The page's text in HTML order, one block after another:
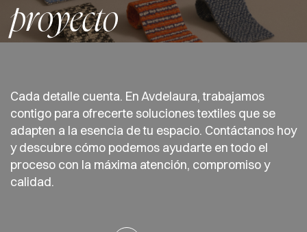
proyecto
Cada detalle cuenta. En Avdelaura, trabajamos
contigo para ofrecerte soluciones textiles que se
adapten a la esencia de tu espacio. Contáctanos hoy
y descubre cómo podemos ayudarte en todo el
proceso con la máxima atención, compromiso y
calidad.